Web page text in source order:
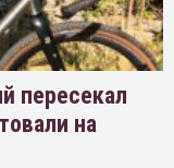
пересекал
на